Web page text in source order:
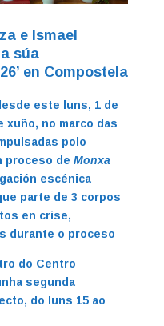
e Ismael
súa
en Compostela
este luns, 1 de
xuño, no marco das
polo
proceso de Monxa
escénica
parte de 3 corpos
en crise,
durante o proceso
do Centro
segunda
do luns 15 ao